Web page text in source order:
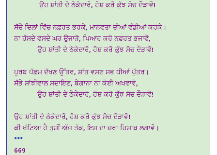
ਉਹ ਸ਼ਾਂਤੀ ਦੇ ਠੇਕੇਦਾਰੋ, ਹੋਸ਼ ਕਰੋ ਕੁੱਝ ਸੋਚ ਦੌੜਾਵੋ!
ਸੱਚੇ ਦਿਲਾਂ ਵਿੱਚ ਨਫ਼ਰਤ ਭਰਕੇ, ਮਾਨਵਤਾ ਦੀਆਂ ਵੰਡੀਆਂ ਕਰਕੇ।
ਨਾ ਹੱਸਦੇ ਵਸਦੇ ਘਰ ਉਜਾੜੋ, ਪਿਆਰ ਕਰੋ ਨਫ਼ਰਤ ਭਜਾਵੋ,
ਉਹ ਸ਼ਾਂਤੀ ਦੇ ਠੇਕੇਦਾਰੋ, ਹੋਸ਼ ਕਰੋ ਕੁੱਝ ਸੋਚ ਦੌੜਾਵੋ!
ਪੂਰਬ ਪੱਛਮ ਦੱਖਣ ਉੱਤਰ, ਸ਼ਾਂਤ ਵਸਣ ਸਭ ਧੀਆਂ ਪੁੱਤਰ।
ਸੱਭੇ ਸਾਂਝੀਵਾਲ ਸਦਾਇਣ, ਬੇਗਾਨਾ ਨਾ ਕੋਈ ਅਖਵਾਵੋ,
ਉਹ ਸ਼ਾਂਤੀ ਦੇ ਠੇਕੇਦਾਰੋ, ਹੋਸ਼ ਕਰੋ ਕੁੱਝ ਸੋਚ ਦੌੜਾਵੋ!
ਉਹ ਸ਼ਾਂਤੀ ਦੇ ਠੇਕੇਦਾਰੋ, ਹੋਸ਼ ਕਰੋ ਕੁੱਝ ਸੋਚ ਦੌੜਾਵੋ!
ਕੀ ਖੱਟਿਆ ਹੈ ਤੁਸੀਂ ਅੱਜ ਤੱਕ, ਇਸ ਦਾ ਜ਼ਰਾ ਹਿਸਾਬ ਲਗਾਵੋ।
***
669